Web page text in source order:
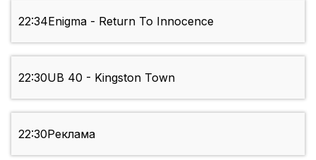
22:34Enigma - Return To Innocence
22:30UB 40 - Kingston Town
22:30Реклама